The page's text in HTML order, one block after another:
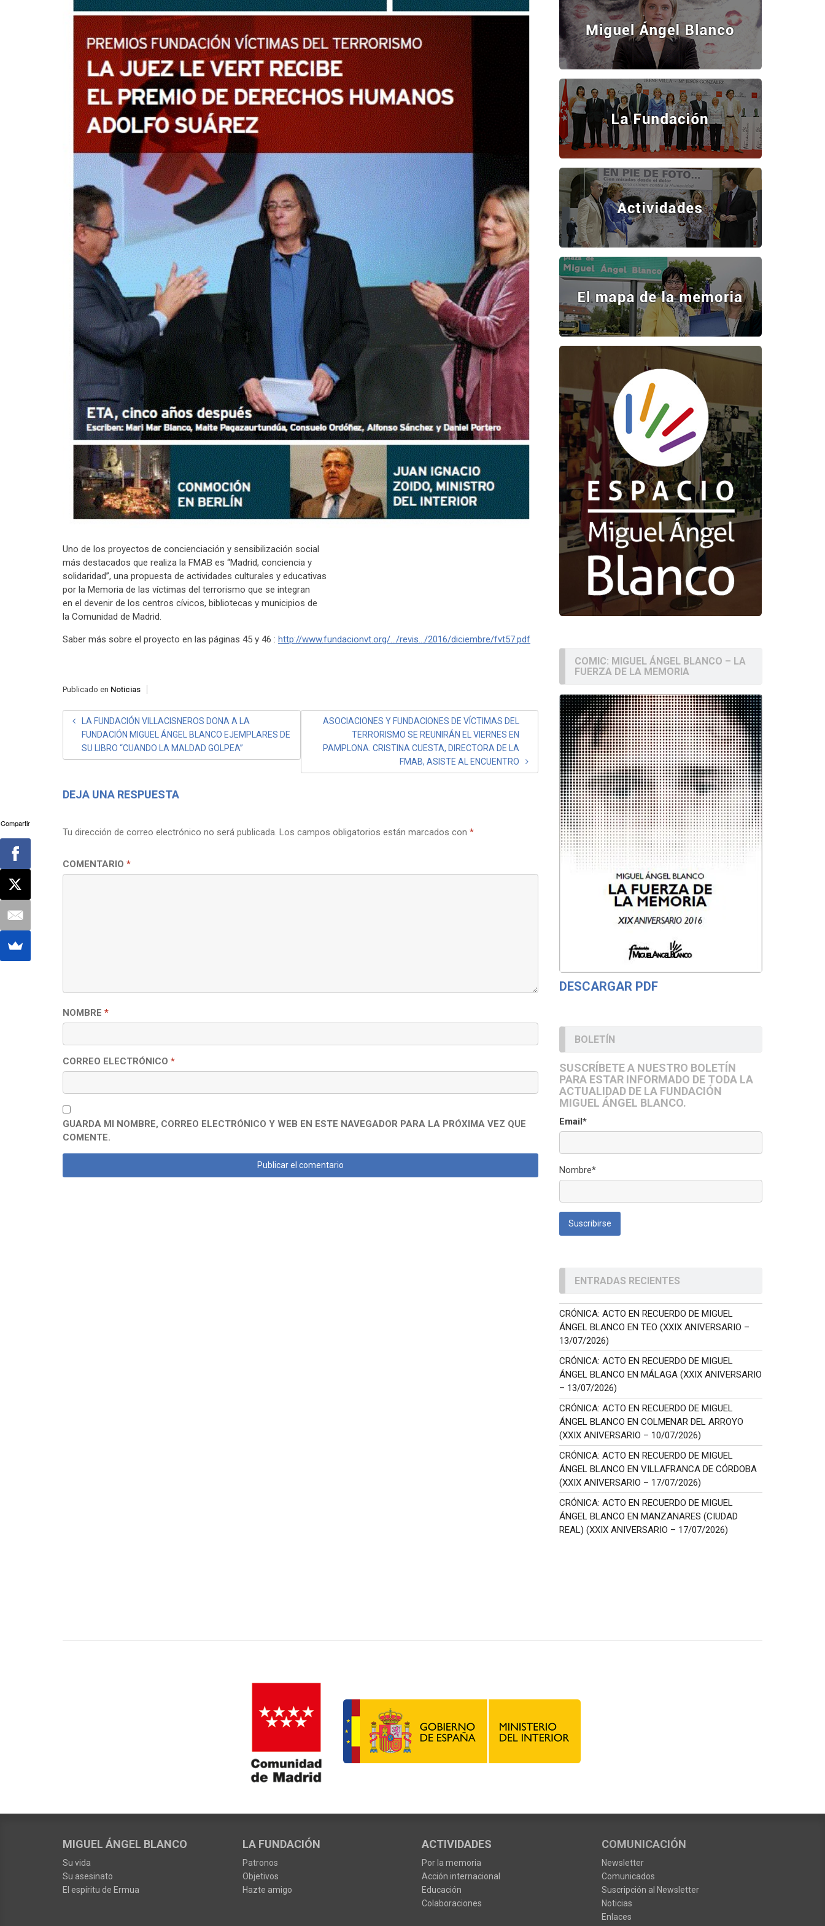
Uno de los proyectos de concienciación y sensibilización social
más destacados que realiza la FMAB es “Madrid, conciencia y
solidaridad”, una propuesta de actividades culturales y educativas
por la Memoria de las víctimas del terrorismo que se integran
en el devenir de los centros cívicos, bibliotecas y municipios de
la Comunidad de Madrid.
Saber más sobre el proyecto en las páginas 45 y 46 : http://www.fundacionvt.org/…/revis…/2016/diciembre/fvt57.pdf
Publicado en Noticias
NAVEGACIÓN
ENTRADAS
LA FUNDACIÓN VILLACISNEROS DONA A LA
FUNDACIÓN MIGUEL ÁNGEL BLANCO EJEMPLARES DE
SU LIBRO “CUANDO LA MALDAD GOLPEA”
ASOCIACIONES Y FUNDACIONES DE VÍCTIMAS DEL
TERRORISMO SE REUNIRÁN EL VIERNES EN
PAMPLONA. CRISTINA CUESTA, DIRECTORA DE LA
FMAB, ASISTE AL ENCUENTRO
DEJA UNA RESPUESTA
Tu dirección de correo electrónico no será publicada. Los campos obligatorios están marcados con *
COMENTARIO *
NOMBRE *
CORREO ELECTRÓNICO *
GUARDA MI NOMBRE, CORREO ELECTRÓNICO Y WEB EN ESTE NAVEGADOR PARA LA PRÓXIMA VEZ QUE
COMENTE.
COMIC: MIGUEL ÁNGEL BLANCO – LA
FUERZA DE LA MEMORIA
DESCARGAR PDF
BOLETÍN
SUSCRÍBETE A NUESTRO BOLETÍN
PARA ESTAR INFORMADO DE TODA LA
ACTUALIDAD DE LA FUNDACIÓN
MIGUEL ÁNGEL BLANCO.
Email*
Nombre*
ENTRADAS RECIENTES
CRÓNICA: ACTO EN RECUERDO DE MIGUEL
ÁNGEL BLANCO EN TEO (XXIX ANIVERSARIO –
13/07/2026)
CRÓNICA: ACTO EN RECUERDO DE MIGUEL
ÁNGEL BLANCO EN MÁLAGA (XXIX ANIVERSARIO
– 13/07/2026)
CRÓNICA: ACTO EN RECUERDO DE MIGUEL
ÁNGEL BLANCO EN COLMENAR DEL ARROYO
(XXIX ANIVERSARIO – 10/07/2026)
CRÓNICA: ACTO EN RECUERDO DE MIGUEL
ÁNGEL BLANCO EN VILLAFRANCA DE CÓRDOBA
(XXIX ANIVERSARIO – 17/07/2026)
CRÓNICA: ACTO EN RECUERDO DE MIGUEL
ÁNGEL BLANCO EN MANZANARES (CIUDAD
REAL) (XXIX ANIVERSARIO – 17/07/2026)
MIGUEL ÁNGEL BLANCO
Su vida
Su asesinato
El espíritu de Ermua
LA FUNDACIÓN
Patronos
Objetivos
Hazte amigo
ACTIVIDADES
Por la memoria
Acción internacional
Educación
Colaboraciones
COMUNICACIÓN
Newsletter
Comunicados
Suscripción al Newsletter
Noticias
Enlaces
Compartir